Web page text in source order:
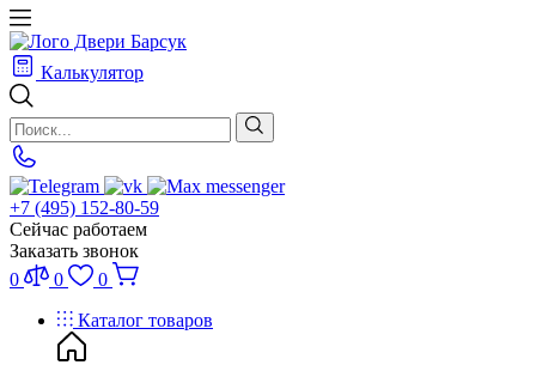
Калькулятор
+7 (495) 152-80-59
Сейчас работаем
Заказать звонок
0
0
0
Каталог товаров